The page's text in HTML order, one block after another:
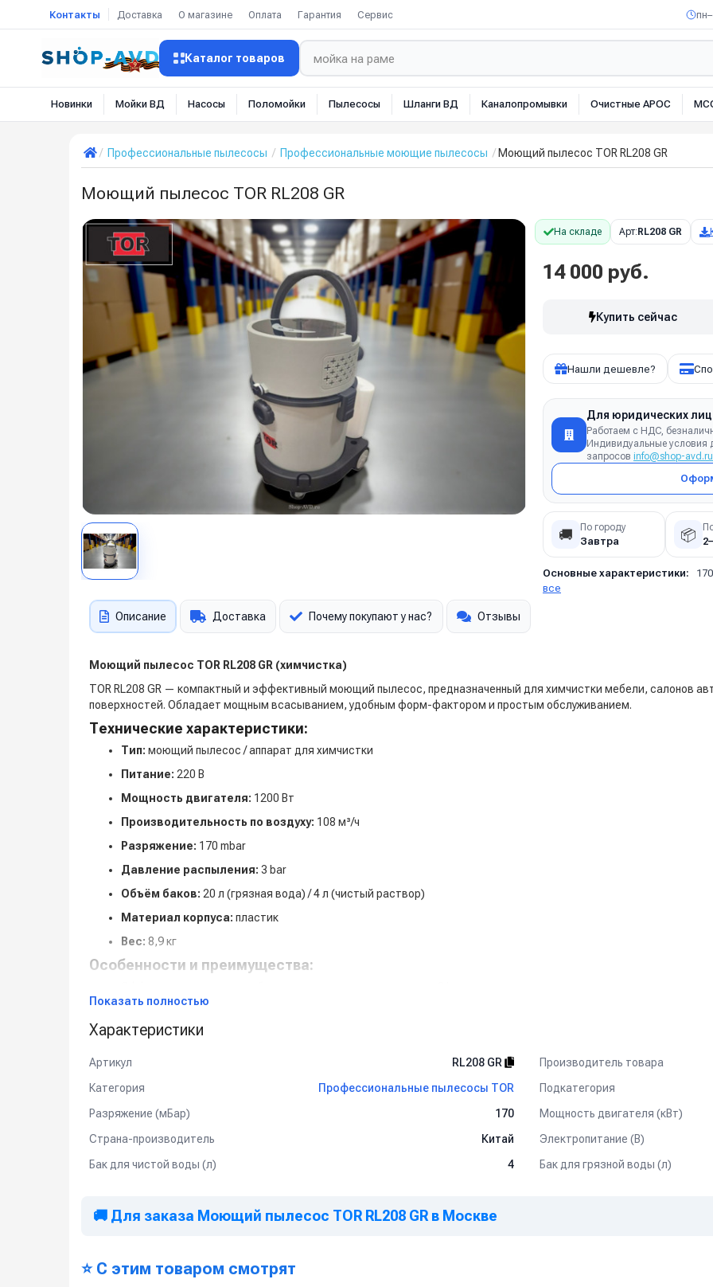
Контакты Доставка О магазине Оплата Гарантия Сервис
Каталог товаров
Новинки Мойки ВД Насосы Поломойки Пылесосы Шланги ВД Каналопромывки Очистные АРОС
Профессиональные пылесосы Профессиональные моющие пылесосы Моющий пылесос TOR RL208 GR
Моющий пылесос TOR RL208 GR
На складе Арт: RL208 GR
14 000 руб.
Купить сейчас
Нашли дешевле?
Для юридических лиц
Работаем с НДС,
Индивидуальные условия
запросов info@shop-avd.ru
🚚 По городу
Завтра 📦
Основные характеристики:
все
Описание Доставка Почему покупают у нас? Отзывы
Моющий пылесос TOR RL208 GR (химчистка)
TOR RL208 GR — компактный и эффективный моющий пылесос, предназначенный для химчистки мебели, салонов
поверхностей. Обладает мощным всасыванием, удобным форм-фактором и простым обслуживанием.
Технические характеристики:
Тип: моющий пылесос / аппарат для химчистки
Питание: 220 В
Мощность двигателя: 1200 Вт
Производительность по воздуху: 108 м³/ч
Разряжение: 170 mbar
Давление распыления: 3 bar
Объём баков: 20 л (грязная вода) / 4 л (чистый раствор)
Материал корпуса: пластик
Вес: 8,9 кг
Особенности и преимущества:
Лёгкий и удобный корпус — всего 8,9 кг
Раздельные баки для чистой и грязной воды
Подходит для автосервисов, клининга и бытового применения
Для консультации и подбора оптимальной модели обращайтесь к нашим менеджерам.
Показать полностью
Характеристики
Артикул RL208 GR
Производитель товара
Категория
Профессиональные пылесосы TOR
Подкатегория
Разряжение (мБар)
170
Мощность двигателя (кВт)
Страна-производитель
Китай
Электропитание (В)
Бак для чистой воды (л)
4 Бак для грязной воды (л)
🚚 Для заказа Моющий пылесос TOR RL208 GR в Москве
⭐ С этим товаром смотрят